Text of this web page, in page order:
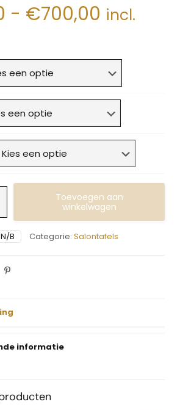
- €700,00
€700,00
incl.
Toevoegen aan
winkelwagen
N/B Categorie: Salontafels
informatie